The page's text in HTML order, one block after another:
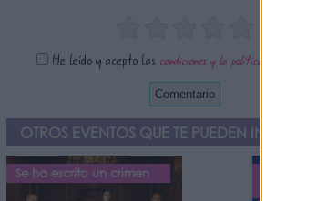
He leído y acepto las condiciones y la política de privacidad
OTROS EVENTOS QUE TE PUEDEN INTERESAR
Se ha escrito un crimen